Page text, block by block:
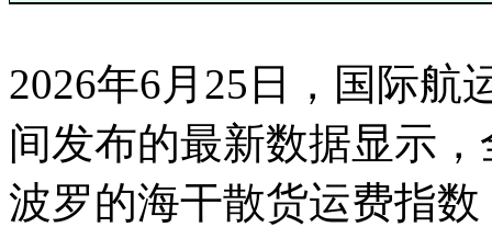
2026年6月25日， 国际航
间发布的最新数据显示
波罗的海干散货运费指